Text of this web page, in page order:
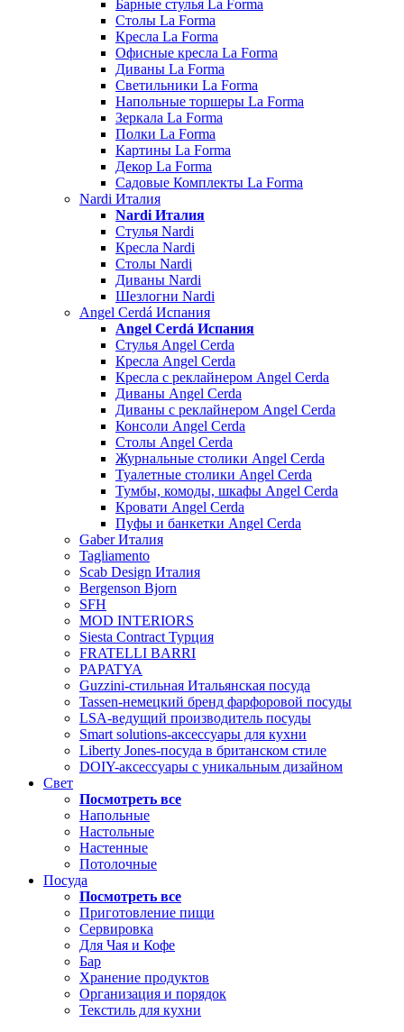
Барные стулья La Forma
Столы La Forma
Кресла La Forma
Офисные кресла La Forma
Диваны La Forma
Светильники La Forma
Напольные торшеры La Forma
Зеркала La Forma
Полки La Forma
Картины La Forma
Декор La Forma
Садовые Комплекты La Forma
Nardi Италия
Nardi Италия
Стулья Nardi
Кресла Nardi
Столы Nardi
Диваны Nardi
Шезлогни Nardi
Angel Cerdá Испания
Angel Cerdá Испания
Стулья Angel Cerda
Кресла Angel Cerda
Кресла с реклайнером Angel Cerda
Диваны Angel Cerda
Диваны с реклайнером Angel Cerda
Консоли Angel Cerda
Столы Angel Cerda
Журнальные столики Angel Cerda
Туалетные столики Angel Cerda
Тумбы, комоды, шкафы Angel Cerda
Кровати Angel Cerda
Пуфы и банкетки Angel Cerda
Gaber Италия
Tagliamento
Scab Design Италия
Bergenson Bjorn
SFH
MOD INTERIORS
Siesta Contract Турция
FRATELLI BARRI
PAPATYA
Guzzini-стильная Итальянская посуда
Tassen-немецкий бренд фарфоровой посуды
LSA-ведущий производитель посуды
Smart solutions-аксессуары для кухни
Liberty Jones-посуда в британском стиле
DOIY-аксессуары с уникальным дизайном
Свет
Посмотреть все
Напольные
Настольные
Настенные
Потолочные
Посуда
Посмотреть все
Приготовление пищи
Сервировка
Для Чая и Кофе
Бар
Хранение продуктов
Организация и порядок
Текстиль для кухни